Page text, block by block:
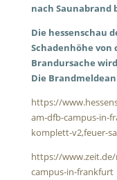
nach Saunabrand
Die hessenschau
Schadenhöhe von
Brandursache
Die
https://
am-dfb-campus-in-
komplett-v2,feuer-
https://
campus-in-frankfurt